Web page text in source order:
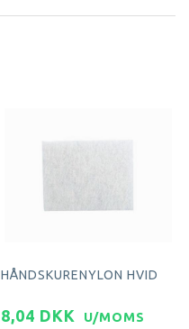
HÅNDSKURENYLON HVID
8,04 DKK U/MOMS